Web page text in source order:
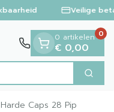
Veilige
Zoek
0 artikelen
€ 0,00
0
Caps 28 Pip